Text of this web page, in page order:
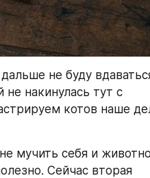
не буду
накинулась тут с
котов наше
мучить себя и
Сейчас вторая